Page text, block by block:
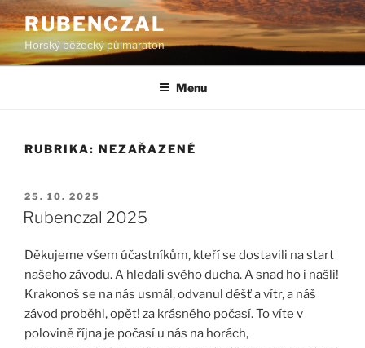
Přejít
k
obsahu
webu
RUBENCZAL
Horský běžecký půlmaraton
Menu
RUBRIKA: NEZAŘAZENÉ
PUBLIKOVÁNO
25. 10. 2025
Rubenczal 2025
Děkujeme všem účastníkům, kteří se dostavili na start
našeho závodu. A hledali svého ducha. A snad ho i našli!
Krakonoš se na nás usmál, odvanul déšť a vítr, a náš
závod proběhl, opět! za krásného počasí. To víte v
polovině října je počasí u nás na horách,